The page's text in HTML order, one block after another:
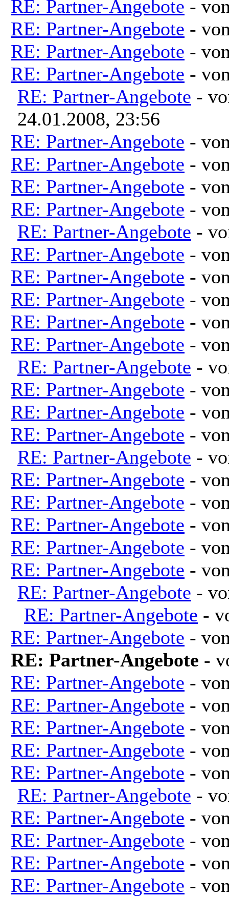
RE: Partner-Angebote -
RE: Partner-Angebote -
RE: Partner-Angebote -
RE: Partner-Angebote -
RE: Partner-Angebote -
24.01.2008, 23:56
RE: Partner-Angebote -
RE: Partner-Angebote -
RE: Partner-Angebote -
RE: Partner-Angebote -
RE: Partner-Angebote -
RE: Partner-Angebote -
RE: Partner-Angebote -
RE: Partner-Angebote -
RE: Partner-Angebote -
RE: Partner-Angebote -
RE: Partner-Angebote -
RE: Partner-Angebote -
RE: Partner-Angebote -
RE: Partner-Angebote -
RE: Partner-Angebote -
RE: Partner-Angebote -
RE: Partner-Angebote -
RE: Partner-Angebote -
RE: Partner-Angebote -
RE: Partner-Angebote -
RE: Partner-Angebote -
RE: Partner-Angebote -
RE: Partner-Angebote -
RE: Partner-Angebote -
RE: Partner-Angebote -
RE: Partner-Angebote -
RE: Partner-Angebote -
RE: Partner-Angebote -
RE: Partner-Angebote -
RE: Partner-Angebote -
RE: Partner-Angebote -
RE: Partner-Angebote -
RE: Partner-Angebote -
RE: Partner-Angebote -